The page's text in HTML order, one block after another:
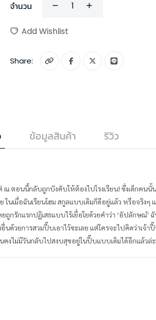
จำนวน
Add Wishlist
Share:
ข้อมูลสินค้า รีวิว
อนนี้กลับถูกบังคับให้ต้องไปโรงเรียน! ซึ่งเด็กคนนั้น
ในเมื่อฉันเรียนโฮม สกูลแบบเดิมก็ดีอยู่แล้ว หรือจริง
ยถูกรักแรกปฏิเสธแบบไร้เยื่อใยด้วยคำว่า ‘อัปลักษณ์’
ด้วยการสวมปี๊บเอาไว้ซะเลย แต่ใครจะไปคิดว่าเ
งไม่มีวันกลับไปสงบสุขอยู่ในปี๊บแบบเดิมได้อีกแล้วล่